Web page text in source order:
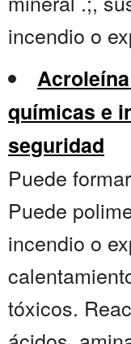
incendio o
químicas e
seguridad
Puede
Puede
incendio o
tóxicos.